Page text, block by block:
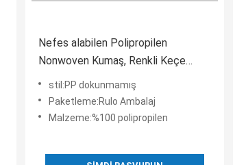
Nefes alabilen Polipropilen
Nonwoven Kumaş, Renkli Keçe
Kumaş Rulo Ambalajı
stil:PP dokunmamış
Paketleme:Rulo Ambalaj
Malzeme:%100 polipropilen